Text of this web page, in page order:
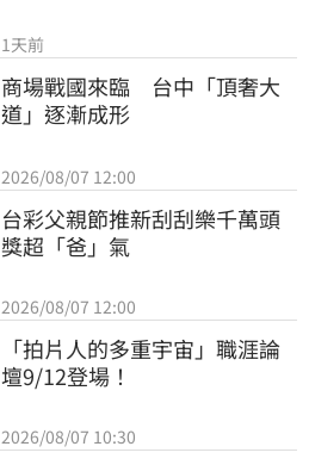
1天前
商場戰國來臨　台中「頂奢大
道」逐漸成形
2026/08/07 12:00
台彩父親節推新刮刮樂千萬頭
獎超「爸」氣
2026/08/07 12:00
「拍片人的多重宇宙」職涯論
壇9/12登場！
2026/08/07 10:30